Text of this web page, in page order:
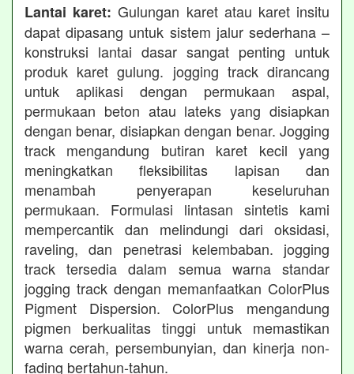
Lantai karet: Gulungan karet atau karet insitu
dapat dipasang untuk sistem jalur sederhana –
konstruksi lantai dasar sangat penting untuk
produk karet gulung. jogging track dirancang
untuk aplikasi dengan permukaan aspal,
permukaan beton atau lateks yang disiapkan
dengan benar, disiapkan dengan benar. Jogging
track mengandung butiran karet kecil yang
meningkatkan fleksibilitas lapisan dan
menambah penyerapan keseluruhan
permukaan. Formulasi lintasan sintetis kami
mempercantik dan melindungi dari oksidasi,
raveling, dan penetrasi kelembaban. jogging
track tersedia dalam semua warna standar
jogging track dengan memanfaatkan ColorPlus
Pigment Dispersion. ColorPlus mengandung
pigmen berkualitas tinggi untuk memastikan
warna cerah, persembunyian, dan kinerja non-
fading bertahun-tahun.